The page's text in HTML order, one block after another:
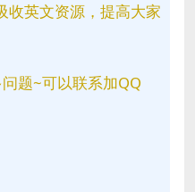
收英文资源，提高大家
题~可以联系加QQ